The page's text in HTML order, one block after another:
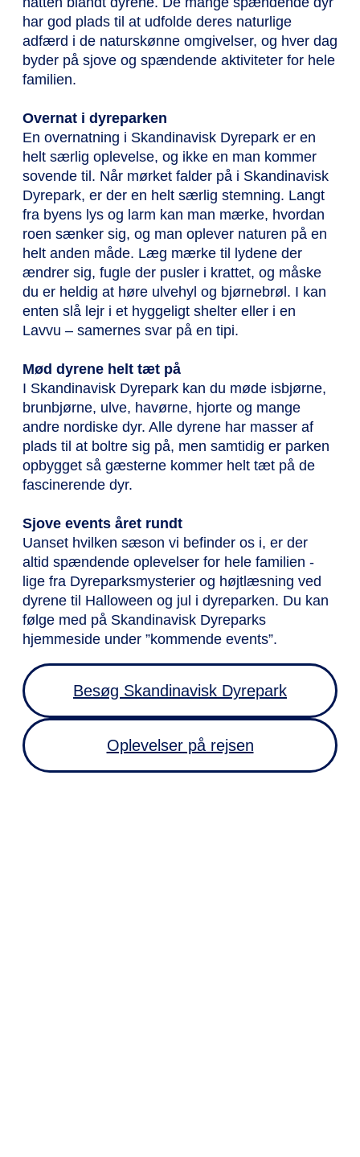
har god plads til at udfolde deres naturlige
adfærd i de naturskønne omgivelser, og hver dag
byder på sjove og spændende aktiviteter for hele
familien.
Overnat i dyreparken
En overnatning i Skandinavisk Dyrepark er en
helt særlig oplevelse, og ikke en man kommer
sovende til. Når mørket falder på i Skandinavisk
Dyrepark, er der en helt særlig stemning. Langt
fra byens lys og larm kan man mærke, hvordan
roen sænker sig, og man oplever naturen på en
helt anden måde. Læg mærke til lydene der
ændrer sig, fugle der pusler i krattet, og måske
du er heldig at høre ulvehyl og bjørnebrøl. I kan
enten slå lejr i et hyggeligt shelter eller i en
Lavvu – samernes svar på en tipi.
Mød dyrene helt tæt på
I Skandinavisk Dyrepark kan du møde isbjørne,
brunbjørne, ulve, havørne, hjorte og mange
andre nordiske dyr. Alle dyrene har masser af
plads til at boltre sig på, men samtidig er parken
opbygget så gæsterne kommer helt tæt på de
fascinerende dyr.
Sjove events året rundt
Uanset hvilken sæson vi befinder os i, er der
altid spændende oplevelser for hele familien -
lige fra Dyreparksmysterier og højtlæsning ved
dyrene til Halloween og jul i dyreparken. Du kan
følge med på Skandinavisk Dyreparks
hjemmeside under ”kommende events”.
Besøg Skandinavisk Dyrepark
Oplevelser på rejsen